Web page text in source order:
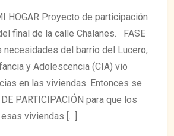
HOGAR Proyecto de participación
final de la calle Chalanes. FASE
necesidades del barrio del Lucero,
y Adolescencia (CIA) vio
en las viviendas. Entonces se
PARTICIPACIÓN para que los
viviendas […]